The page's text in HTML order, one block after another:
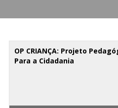
OP CRIANÇA: Projeto
Para a Cidadania